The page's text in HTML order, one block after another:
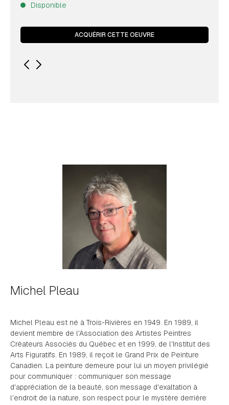
Disponible
ACQUÉRIR CETTE OEUVRE
Michel Pleau
Michel Pleau est né à Trois-Rivières en 1949. En 1989, il
devient membre de l'Association des Artistes Peintres
Créateurs Associés du Québec et en 1999, de l'Institut des
Arts Figuratifs. En 1989, il reçoit le Grand Prix de Peinture
Canadien. La peinture demeure pour lui un moyen privilégié
pour communiquer : communiquer son message
d'appréciation de la beauté, son message d'exaltation à
l'endroit de la nature, son respect pour le mystère derrière